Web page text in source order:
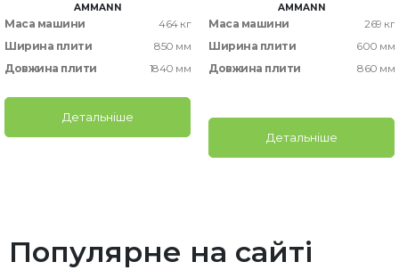
AMMANN
Маса машини
464 кг
Ширина плити
850 мм
Довжина плити
1840 мм
Детальніше
AMMANN
Маса машини
269 кг
Ширина плити
600 мм
Довжина плити
860 мм
Детальніше
Популярне на сайті